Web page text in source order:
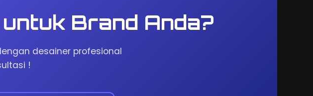
Brand Anda?
desainer profesional
!